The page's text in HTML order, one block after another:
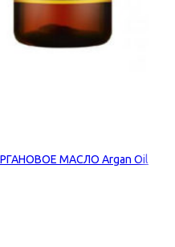
МАСЛО Argan Oil